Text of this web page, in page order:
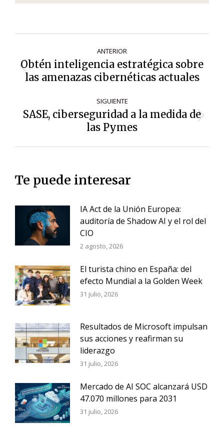
de
entradas
ANTERIOR
Entrada
anterior:
Obtén inteligencia estratégica sobre
las amenazas cibernéticas actuales
SIGUIENTE
Siguiente
entrada:
SASE, ciberseguridad a la medida de
las Pymes
Te puede interesar
IA Act de la Unión Europea:
auditoría de Shadow AI y el rol del
CIO
2 agosto, 2026
El turista chino en España: del
efecto Mundial a la Golden Week
31 julio, 2026
Resultados de Microsoft impulsan
sus acciones y reafirman su
liderazgo
31 julio, 2026
Mercado de AI SOC alcanzará USD
47.070 millones para 2031
31 julio, 2026